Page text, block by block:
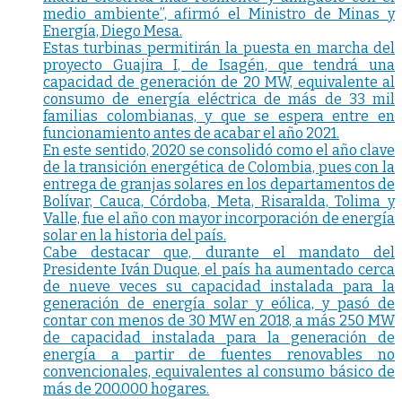
medio ambiente”, afirmó el Ministro de Minas y
Energía, Diego Mesa.
Estas turbinas permitirán la puesta en marcha del
proyecto Guajira I, de Isagén, que tendrá una
capacidad de generación de 20 MW, equivalente al
consumo de energía eléctrica de más de 33 mil
familias colombianas, y que se espera entre en
funcionamiento antes de acabar el año 2021.
En este sentido, 2020 se consolidó como el año clave
de la transición energética de Colombia, pues con la
entrega de granjas solares en los departamentos de
Bolívar, Cauca, Córdoba, Meta, Risaralda, Tolima y
Valle, fue el año con mayor incorporación de energía
solar en la historia del país.
Cabe destacar que, durante el mandato del
Presidente Iván Duque, el país ha aumentado cerca
de nueve veces su capacidad instalada para la
generación de energía solar y eólica, y pasó de
contar con menos de 30 MW en 2018, a más 250 MW
de capacidad instalada para la generación de
energía a partir de fuentes renovables no
convencionales, equivalentes al consumo básico de
más de 200.000 hogares.